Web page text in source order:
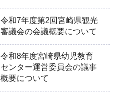
令和7年度第2回宮崎県観光
審議会の会議概要について
令和8年度宮崎県幼児教育
センター運営委員会の議事
概要について